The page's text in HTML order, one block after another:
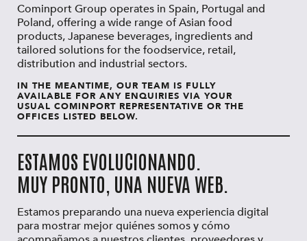
Cominport Group operates in Spain, Portugal and
Poland, offering a wide range of Asian food
products, Japanese beverages, ingredients and
tailored solutions for the foodservice, retail,
distribution and industrial sectors.
IN THE MEANTIME, OUR TEAM IS FULLY
AVAILABLE FOR ANY ENQUIRIES VIA YOUR
USUAL COMINPORT REPRESENTATIVE OR THE
OFFICES LISTED BELOW.
ESTAMOS EVOLUCIONANDO.
MUY PRONTO, UNA NUEVA WEB.
Estamos preparando una nueva experiencia digital
para mostrar mejor quiénes somos y cómo